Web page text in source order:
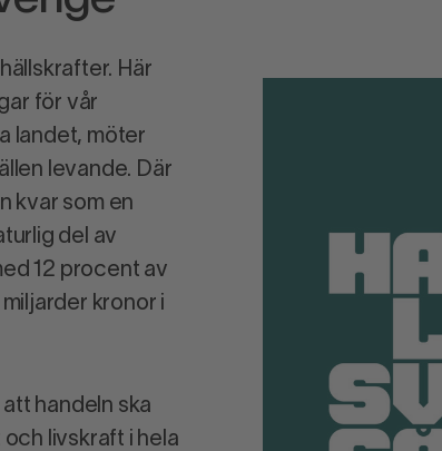
Här
för vår
landet, möter
levande. Där
kvar som en
del av
12 procent av
kronor i
handeln ska
livskraft i hela